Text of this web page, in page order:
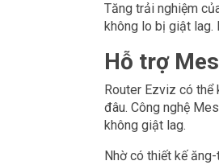
Tăng trải nghiệm
không lo bị giật lag.
Hỗ trợ
Router Ezviz có
đâu. Công nghệ
không giật lag.
Nhờ có thiết kế